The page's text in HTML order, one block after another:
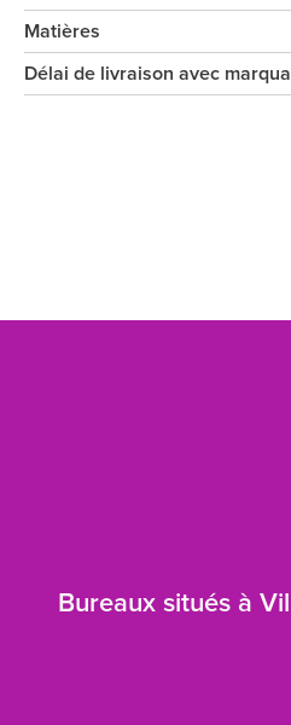
Matières
Délai de livraison avec
Bureaux situés à